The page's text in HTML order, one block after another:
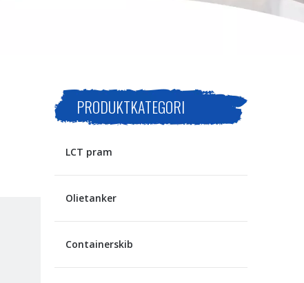
PRODUKTKATEGORI
LCT pram
Olietanker
Containerskib